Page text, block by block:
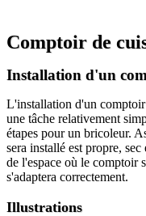
Comptoir de
Installation d'un
L'installation d'un
une tâche relativement
étapes pour un bricoleur.
sera installé est propre,
de l'espace où le comptoir
s'adaptera correctement.
Illustrations